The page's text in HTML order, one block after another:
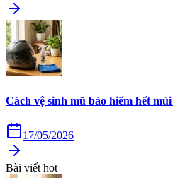
Cách vệ sinh mũ bảo hiểm hết
17/05/2026
Bài viết hot